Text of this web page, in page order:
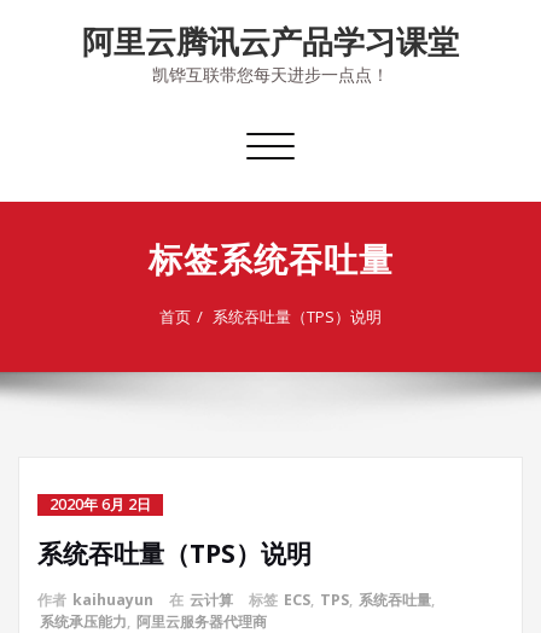
阿里云腾讯云产品学习课堂
凯铧互联带您每天进步一点点！
切
导
标签系统吞吐量
首页 系统吞吐量（TPS）说明
2020年 6月 2日
系统吞吐量（TPS）说明
作者 kaihuayun 在 云计算 标签 ECS, TPS, 系统吞吐量,
系统承压能力, 阿里云服务器代理商